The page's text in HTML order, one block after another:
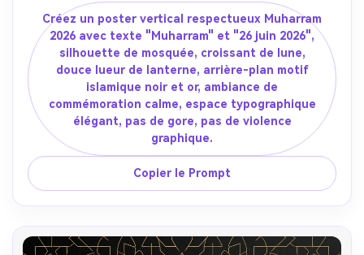
Créez un poster vertical respectueux Muharram
2026 avec texte "Muharram" et "26 juin 2026",
silhouette de mosquée, croissant de lune,
douce lueur de lanterne, arrière-plan motif
islamique noir et or, ambiance de
commémoration calme, espace typographique
élégant, pas de gore, pas de violence
graphique.
Copier le Prompt